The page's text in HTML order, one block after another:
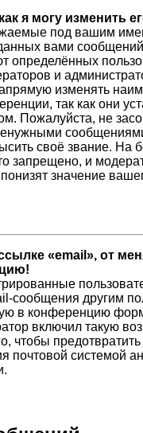
я могу изменить
под вашим
вами
определённых
и
изменять
так как они
Пожалуйста, не
своё звание. На
запрещено, и
значение
«email», от
сообщения другим
в конференцию
включил такую
чтобы предотвратить
почтовой системой